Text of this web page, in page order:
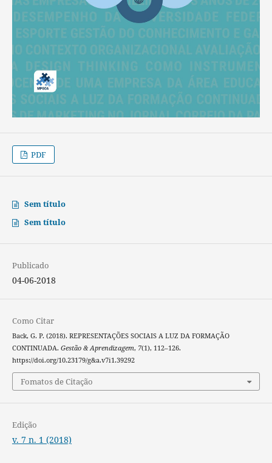
PDF
Sem título
Sem título
Publicado
04-06-2018
Como Citar
Back, G. P. (2018). REPRESENTAÇÕES SOCIAIS A LUZ DA FORMAÇÃO
CONTINUADA. Gestão & Aprendizagem, 7(1), 112–126.
https://doi.org/10.23179/g&a.v7i1.39292
Fomatos de Citação
Edição
v. 7 n. 1 (2018)